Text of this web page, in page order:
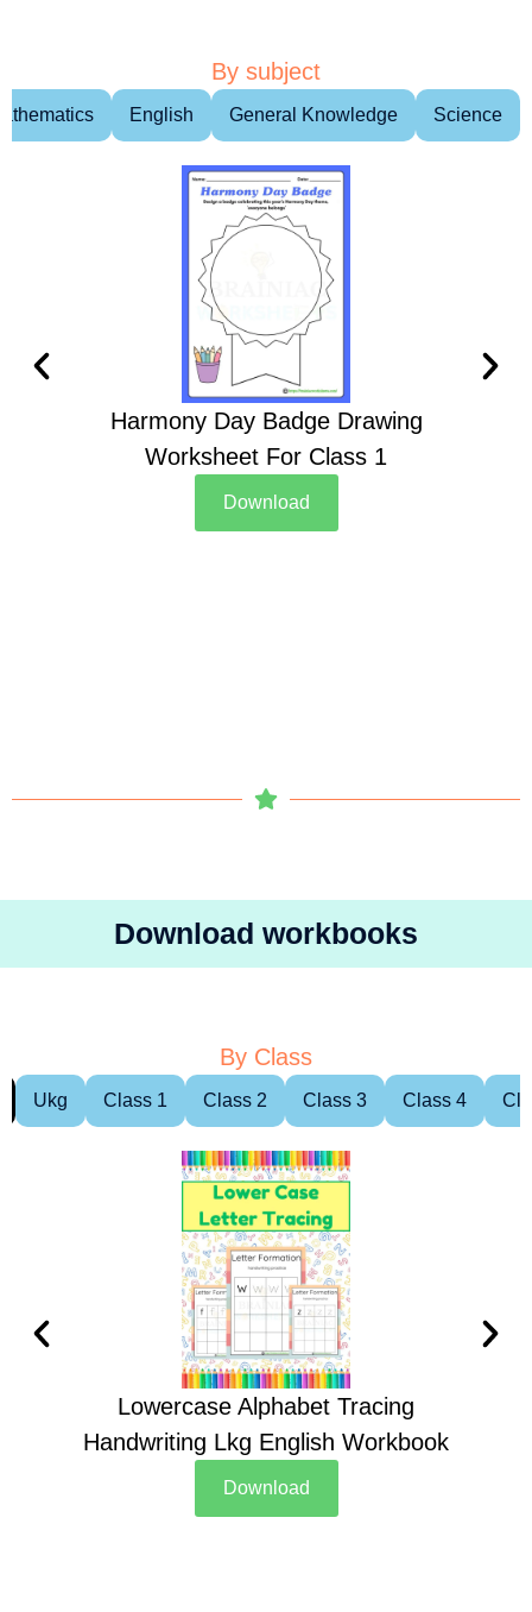
By subject
English General Knowledge Science
Harmony Day Badge Drawing
Worksheet For Class 1
Download
Download workbooks
By Class
Ukg Class 1 Class 2 Class 3 Class 4
Lowercase Alphabet Tracing
Handwriting Lkg English Workbook
Download